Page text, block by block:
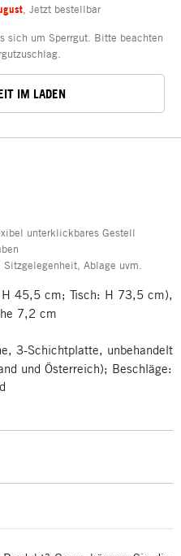
, Jetzt bestellbar
sich um Sperrgut. Bitte beachten
IM LADEN
unterklickbares Gestell
Ablage uvm.
45,5 cm; Tisch: H 73,5 cm),
7,2 cm
3-Schichtplatte, unbehandelt
und Österreich); Beschläge: